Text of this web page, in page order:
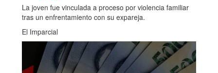
La joven fue vinculada a proceso por violencia familiar
tras un enfrentamiento con su expareja.
El Imparcial